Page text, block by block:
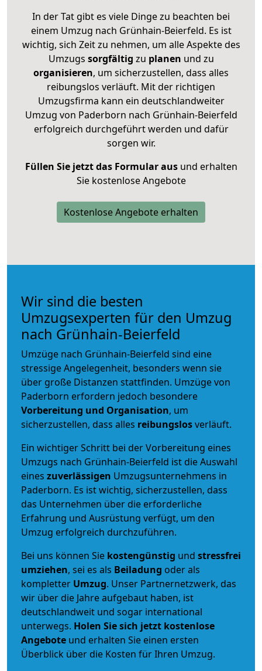
In der Tat gibt es viele Dinge zu beachten bei
einem Umzug nach Grünhain-Beierfeld. Es ist
wichtig, sich Zeit zu nehmen, um alle Aspekte des
Umzugs sorgfältig zu planen und zu
organisieren, um sicherzustellen, dass alles
reibungslos verläuft. Mit der richtigen
Umzugsfirma kann ein deutschlandweiter
Umzug von Paderborn nach Grünhain-Beierfeld
erfolgreich durchgeführt werden und dafür
sorgen wir.
Füllen Sie jetzt das Formular ausund erhalten
Sie kostenlose Angebote
Kostenlose Angebote erhalten
Wir sind die besten
Umzugsexperten für den Umzug
nach Grünhain-Beierfeld
Umzüge nach Grünhain-Beierfeld sind eine
stressige Angelegenheit, besonders wenn sie
über große Distanzen stattfinden. Umzüge von
Paderborn erfordern jedoch besondere
Vorbereitung und Organisation, um
sicherzustellen, dass alles reibungslosverläuft.
Ein wichtiger Schritt bei der Vorbereitung eines
Umzugs nach Grünhain-Beierfeld ist die Auswahl
eines zuverlässigen Umzugsunternehmens in
Paderborn. Es ist wichtig, sicherzustellen, dass
das Unternehmen über die erforderliche
Erfahrung und Ausrüstung verfügt, um den
Umzug erfolgreich durchzuführen.
Bei uns können Sie kostengünstig und stressfrei
umziehen, sei es als Beiladung oder als
kompletter Umzug. Unser Partnernetzwerk, das
wir über die Jahre aufgebaut haben, ist
deutschlandweit und sogar international
unterwegs. Holen Sie sich jetzt kostenlose
Angebote und erhalten Sie einen ersten
Überblick über die Kosten für Ihren Umzug.